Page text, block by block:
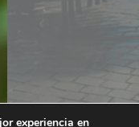
experiencia en